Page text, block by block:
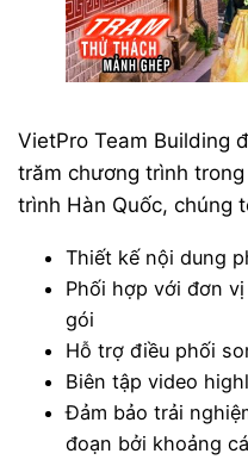
VietPro Team Building
trăm chương trình
trình Hàn Quốc, chúng
Thiết kế nội dung
Phối hợp với đơn
gói
Hỗ trợ điều phối
Biên tập video
Đảm bảo trải
đoạn bởi khoảng